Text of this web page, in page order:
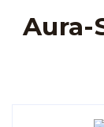
Aura-